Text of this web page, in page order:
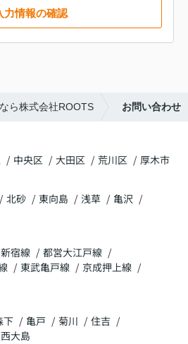
力情報の確認
ら株式会社ROOTS お問い合わせ
中央区 大田区 荒川区
厚木市
北砂 東向島 浅草
亀沢
宿線
都営大江戸線
東武亀戸線
京成押上線
下 亀戸 菊川
住吉
西大島